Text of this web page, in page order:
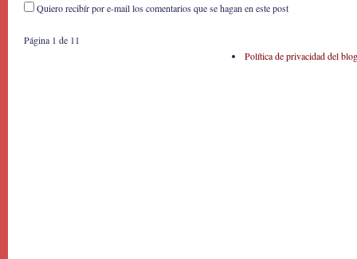
Quiero recibír por e-mail los comentarios que se hagan en este post
Página 1 de 1 1
Política de privacidad del